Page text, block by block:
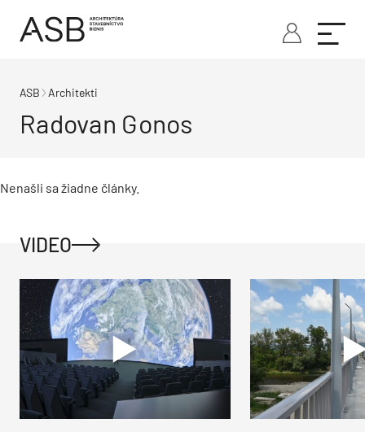
ASB Architekti
Radovan Gonos
Nenašli sa žiadne články.
VIDEO